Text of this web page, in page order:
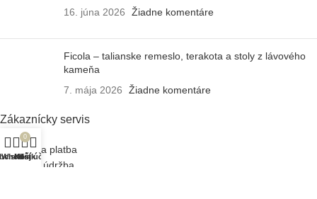
16. júna 2026
Žiadne komentáre
Ficola – talianske remeslo, terakota a stoly z lávového
kameňa
7. mája 2026
Žiadne komentáre
Zákaznícky servis
Doprava a platba
Záruka a údržba
Wishlist
0
Košík
Môj účet